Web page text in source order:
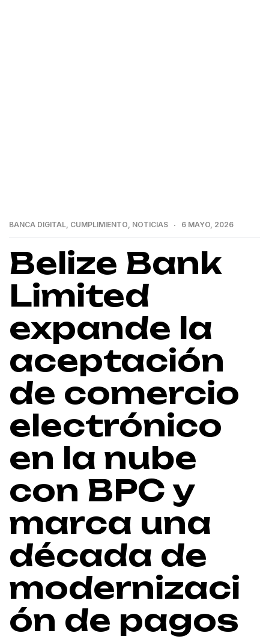
BANCA DIGITAL, CUMPLIMIENTO, NOTICIAS 6 MAYO, 2026
Belize Bank
Limited
expande la
aceptación
de comercio
electrónico
en la nube
con BPC y
marca una
década de
modernizaci
ón de pagos